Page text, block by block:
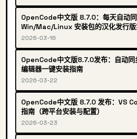
OpenCode中文版 8.7.0：每天自动
Win/Mac/Linux 安装包的汉化发行版
2026-03-16
OpenCode中文版8.7.0发布：自动同
编辑器一键安装指南
2026-03-22
OpenCode中文版 8.7.0 发布：VS
指南（跨平台安装与配置）
2026-03-23